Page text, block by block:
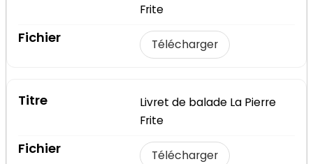
Frite
Télécharger
Livret de balade La Pierre
Frite
Télécharger